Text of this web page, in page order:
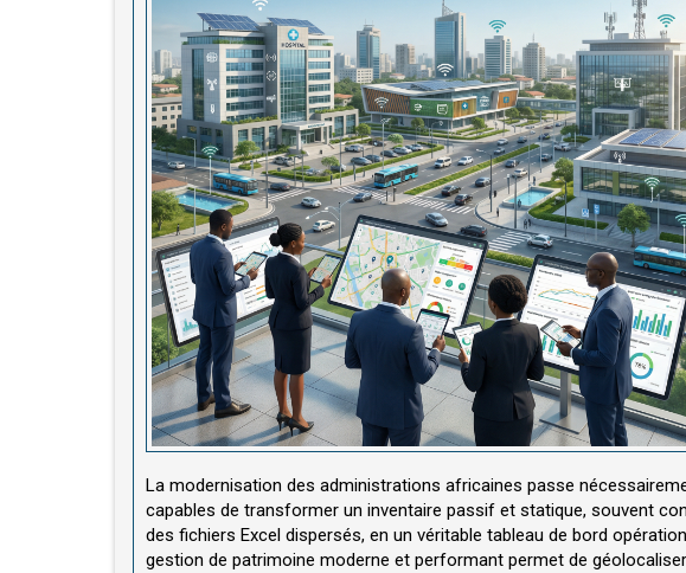
La modernisation des administrations africaines passe
capables de transformer un inventaire passif et statique, souvent
des fichiers Excel dispersés, en un véritable tableau de bord
gestion de patrimoine moderne et performant permet de